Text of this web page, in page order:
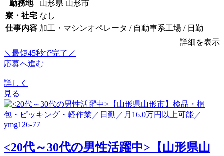
勤務地
山形県 山形市
寮・社宅 なし
仕事内容 加工・マシンオペレータ / 自動車系工場 / 日勤
詳細を表示
＼最短45秒で完了／
応募へ進む
詳しく
見る
<20代～30代の男性活躍中>【山形県山